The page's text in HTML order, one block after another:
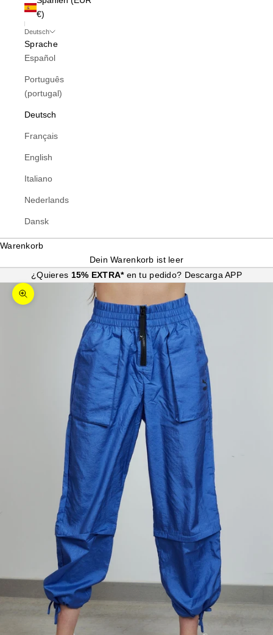
€)
Deutsch
Sprache
Español
Português
(portugal)
Deutsch
Français
English
Italiano
Nederlands
Dansk
Warenkorb
Dein Warenkorb ist leer
¿Quieres 15% EXTRA* en tu pedido? Descarga APP
Bild vergrößern